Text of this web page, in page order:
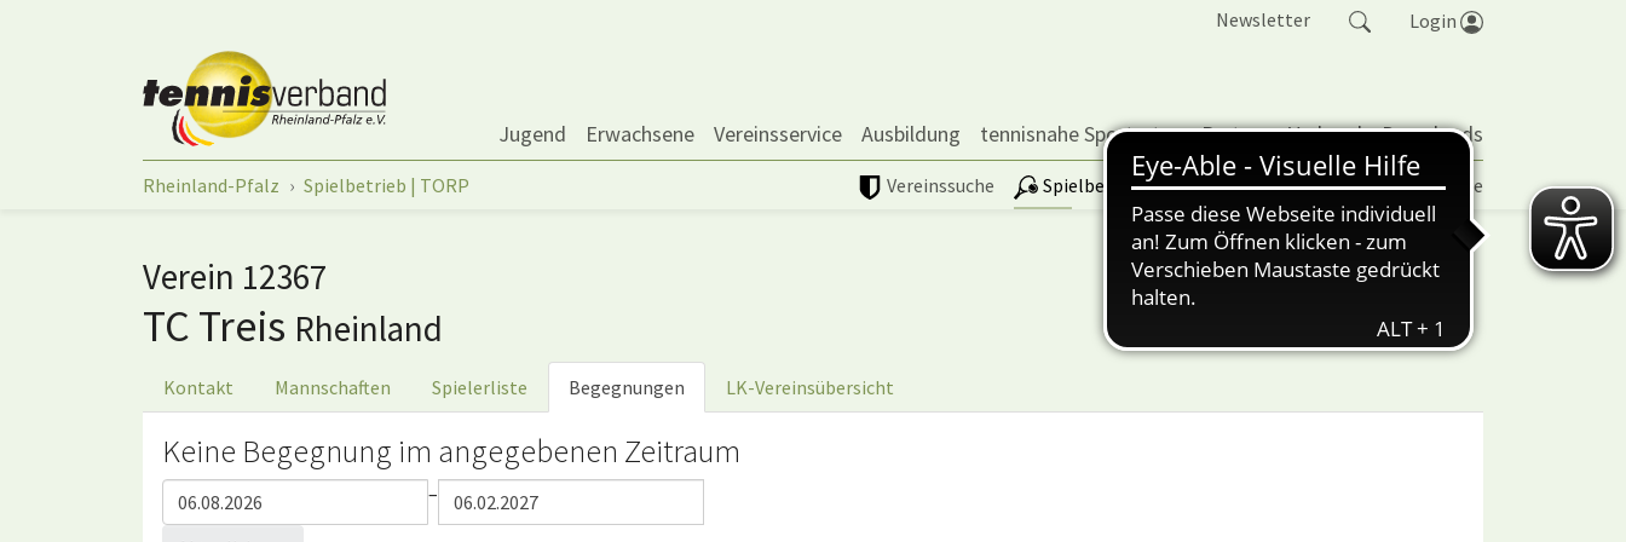
Newsletter Login
Jugend Erwachsene Vereinsservice Ausbildung tennisnahe Sportarten Partner Verband Downloads
Vereinssuche Spielbetrieb | TORP Vereinspokal Turniere
Sie sind hier:
Rheinland-Pfalz Spielbetrieb | TORP
Verein 12367
TC Treis Rheinland
Kontakt Mannschaften Spielerliste Begegnungen LK-Vereinsübersicht
Keine Begegnung im angegebenen Zeitraum
–